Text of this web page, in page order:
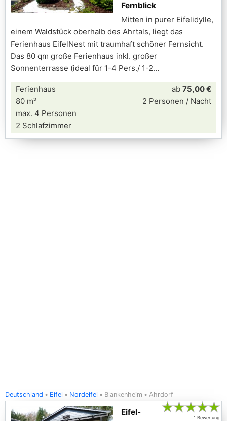
Fernblick
Mitten in purer Eifelidylle,
einem Waldstück oberhalb des Ahrtals, liegt das
Ferienhaus EifelNest mit traumhaft schöner Fernsicht.
Das 80 qm große Ferienhaus inkl. großer
Sonnenterrasse (ideal für 1-4 Pers./ 1-2
Ferienhaus
80 m²
max. 4 Personen
2 Schlafzimmer
ab 75,00 €
2 Personen / Nacht
Deutschland Eifel Nordeifel Blankenheim Ahrdorf
★★★★★
1 Bewertung
Eifel-